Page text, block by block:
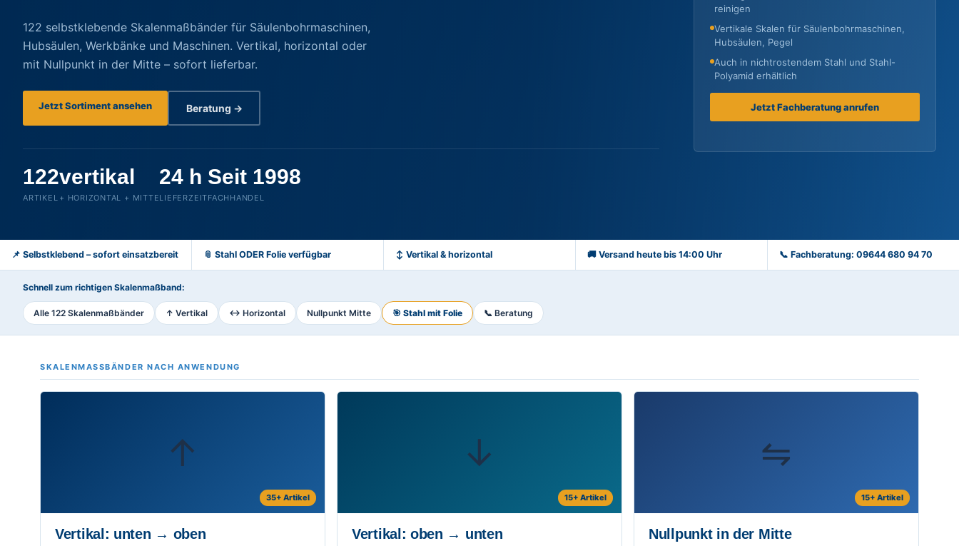
122 selbstklebende Skalenmaßbänder für Säulenbohrmaschinen,
Hubsäulen, Werkbänke und Maschinen. Vertikal, horizontal oder
mit Nullpunkt in der Mitte – sofort lieferbar.
Jetzt Sortiment ansehen Beratung →
122
ARTIKEL
vertikal
+ HORIZONTAL + MITTE
24 h
LIEFERZEIT
Seit 1998
FACHHANDEL
reinigen
Vertikale Skalen für Säulenbohrmaschinen,
Hubsäulen, Pegel
Auch in nichtrostendem Stahl und Stahl-
Polyamid erhältlich
Jetzt Fachberatung anrufen
📌 Selbstklebend – sofort einsatzbereit 📎 Stahl ODER Folie verfügbar ↕ Vertikal & horizontal 🚚 Versand heute bis 14:00 Uhr 📞 Fachberatung: 09644 680 94 70
Schnell zum richtigen Skalenmaßband:
Alle 122 Skalenmaßbänder ↑ Vertikal ↔ Horizontal Nullpunkt Mitte 🎯 Stahl mit Folie 📞 Beratung
SKALENMASSBÄNDER NACH ANWENDUNG
↑
35+ Artikel
Vertikal: unten → oben
↓
15+ Artikel
Vertikal: oben → unten
⇋
15+ Artikel
Nullpunkt in der Mitte